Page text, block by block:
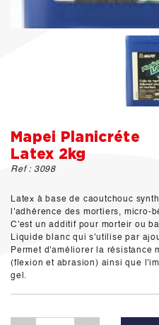
Mapei Planicréte
Latex 2kg
Ref : 3098
Latex à base de caoutchouc
l'adhérence des mortiers, micro-
C'est un additif pour morteir ou
Liquide blanc qui s'utilise par
Permet d'améliorer la résistance
(flexion et abrasion) ainsi que
gel.